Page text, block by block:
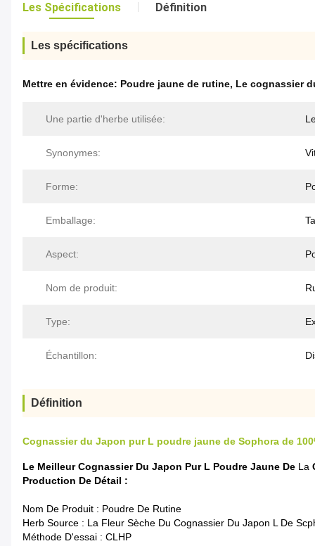
Les Spécifications Définition
Les spécifications
Mettre en évidence: Poudre jaune de rutine, Le cognassier
Une partie d'herbe utilisée:
Synonymes:
Forme:
Emballage:
Aspect:
Nom de produit:
Type:
Échantillon:
Définition
Cognassier du Japon pur L poudre jaune de Sophora de
Le MeilleurCognassier Du Japon Pur L Poudre Jaune De La
Production De Détail :
Nom De Produit : Poudre De Rutine
Herb Source : La Fleur Sèche Du Cognassier Du Japon L De
Méthode D'essai : CLHP